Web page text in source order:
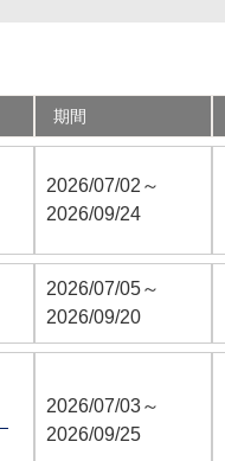
期間
2026/07/02～
2026/09/24
2026/07/05～
2026/09/20
2026/07/03～
2026/09/25